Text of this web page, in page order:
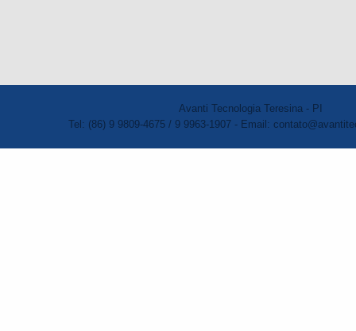
Avanti Tecnologia Teresina - PI
Tel: (86) 9 9809-4675 / 9 9963-1907 - Email: